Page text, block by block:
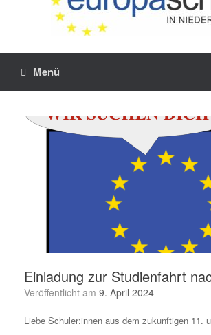
Menü
Einladung zur Studienfahrt
Veröffentlicht am 9. April 2024
Liebe Schuler:innen aus dem zukunftigen 11.